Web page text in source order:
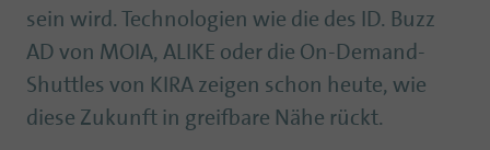
sein wird. Technologien wie die des ID. Buzz
AD von MOIA, ALIKE oder die On-Demand-
Shuttles von KIRA zeigen schon heute, wie
diese Zukunft in greifbare Nähe rückt.